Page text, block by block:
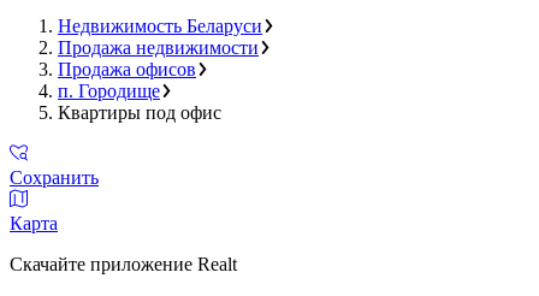
Недвижимость Беларуси
Продажа недвижимости
Продажа офисов
п. Городище
Квартиры под офис
Сохранить
Карта
Скачайте приложение Realt